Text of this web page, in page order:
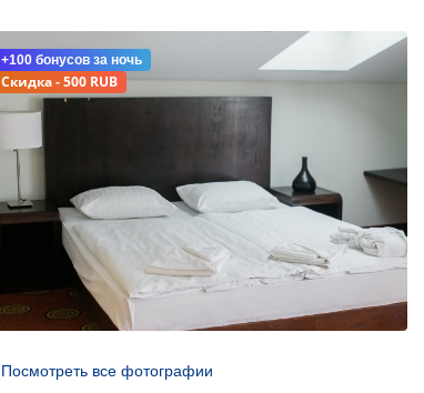
+100 бонусов за ночь
Скидка - 500 RUB
Посмотреть все фотографии